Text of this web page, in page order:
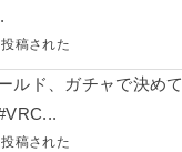
稿された
ルド、ガチャで決めて
稿された